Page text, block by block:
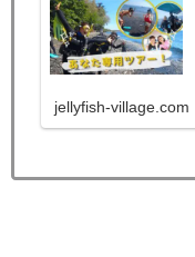
jellyfish-village.com